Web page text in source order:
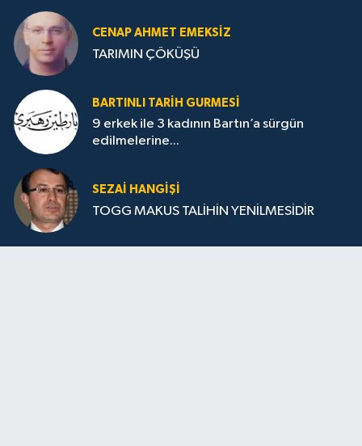
CENAP AHMET EMEKSİZ
TARIMIN ÇÖKÜŞÜ
BARTINLI TARIH GURMESI
9 erkek ile 3 kadının Bartın’a sürgün
edilmelerine...
SEZAI HANGİŞİ
TOGG MAKUS TALİHİN YENİLMESİDİR